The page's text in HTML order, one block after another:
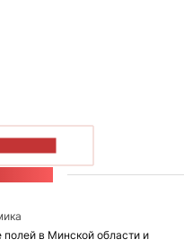
полей в Минской области и